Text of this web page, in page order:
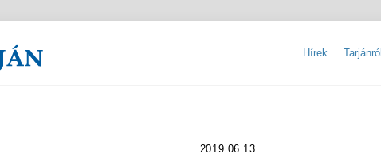
Hírek Tarjánról
2019.06.13.